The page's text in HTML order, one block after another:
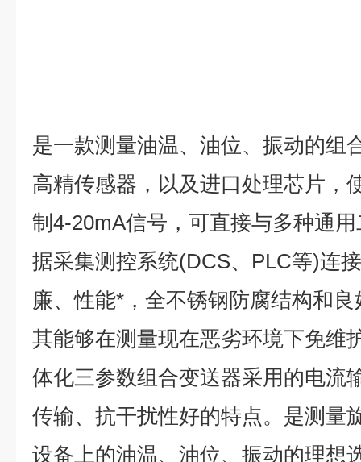
是一款测量油温、油位、振动的组
高精传感器 ，以及进口处理芯片，
制4-20mA信号，可直接与多种通
据采集测控系统(DCS、PLC等)连
廉、性能*，全不锈钢防腐结构和
其能够在测量现在恶劣环境下免维
体化三参数组合变送器采用的电流
传输、抗干扰性好的特点。是测量
设备上的油温、油位、振动的理想